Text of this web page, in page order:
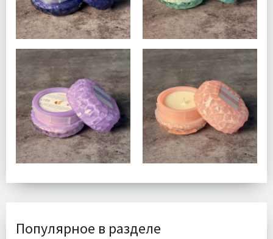
Популярное в разделе